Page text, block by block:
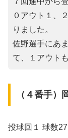
０アウト１、
りました。
佐野選手にあ
て、１アウト
（４番手）
投球回１ 球数